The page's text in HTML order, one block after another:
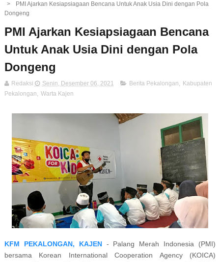
>
PMI Ajarkan Kesiapsiagaan Bencana Untuk Anak Usia Dini dengan Pola
Dongeng
PMI Ajarkan Kesiapsiagaan Bencana
Untuk Anak Usia Dini dengan Pola
Dongeng
Redaksi Senin, Desember 06, 2021 Berita Pekalongan, Kabupaten
Pekalongan, Warta Kajen
KFM PEKALONGAN, KAJEN- Palang Merah Indonesia (PMI)
bersama Korean International Cooperation Agency (KOICA)